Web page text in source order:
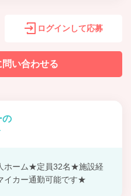
ログインして応募
問い合わせる
の
ホーム★定員32名★施設経
カー通勤可能です★